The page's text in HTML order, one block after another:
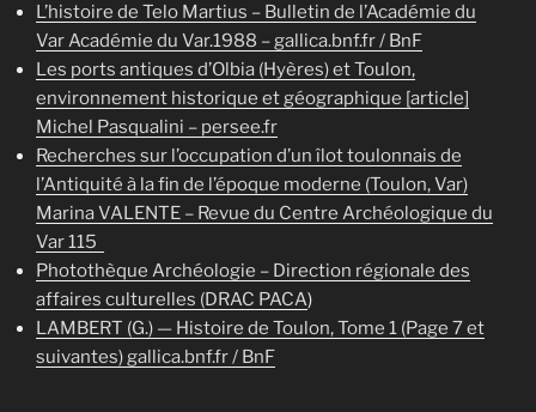
L’histoire de Telo Martius – Bulletin de l’Académie du
Var Académie du Var.1988 – gallica.bnf.fr / BnF
Les ports antiques d’Olbia (Hyères) et Toulon,
environnement historique et géographique [article]
Michel Pasqualini – persee.fr
Recherches sur l’occupation d’un îlot toulonnais de
l’Antiquité à la fin de l’époque moderne (Toulon, Var)
Marina VALENTE – Revue du Centre Archéologique du
Var 115
Photothèque Archéologie – Direction régionale des
affaires culturelles (DRAC PACA)
LAMBERT (G.) — Histoire de Toulon, Tome 1 (Page 7 et
suivantes) gallica.bnf.fr / BnF